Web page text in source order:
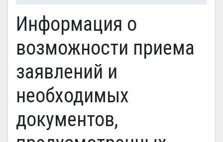
Информация о
возможности приема
заявлений и
необходимых
документов,